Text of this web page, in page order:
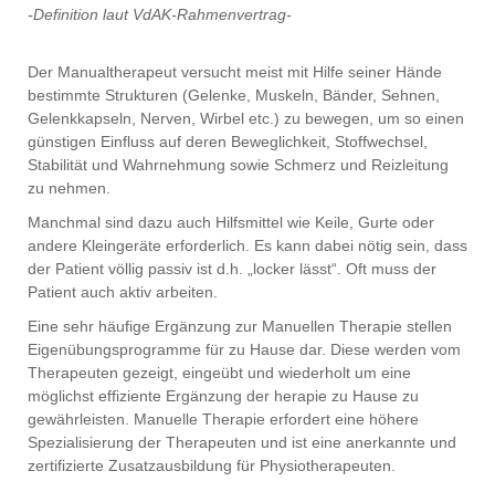
-Definition laut VdAK-Rahmenvertrag-
Der Manualtherapeut versucht meist mit Hilfe seiner Hände
bestimmte Strukturen (Gelenke, Muskeln, Bänder, Sehnen,
Gelenkkapseln, Nerven, Wirbel etc.) zu bewegen, um so einen
günstigen Einfluss auf deren Beweglichkeit, Stoffwechsel,
Stabilität und Wahrnehmung sowie Schmerz und Reizleitung
zu nehmen.
Manchmal sind dazu auch Hilfsmittel wie Keile, Gurte oder
andere Kleingeräte erforderlich. Es kann dabei nötig sein, dass
der Patient völlig passiv ist d.h. „locker lässt“. Oft muss der
Patient auch aktiv arbeiten.
Eine sehr häufige Ergänzung zur Manuellen Therapie stellen
Eigenübungsprogramme für zu Hause dar. Diese werden vom
Therapeuten gezeigt, eingeübt und wiederholt um eine
möglichst effiziente Ergänzung der herapie zu Hause zu
gewährleisten. Manuelle Therapie erfordert eine höhere
Spezialisierung der Therapeuten und ist eine anerkannte und
zertifizierte Zusatzausbildung für Physiotherapeuten.